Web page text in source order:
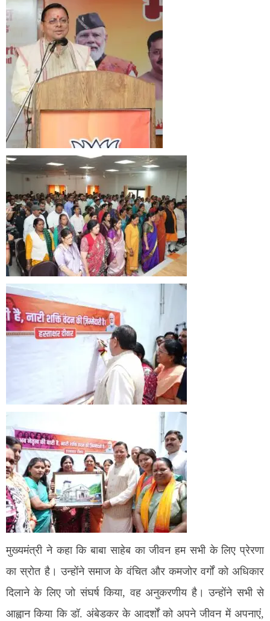
मुख्यमंत्री ने कहा कि बाबा साहेब का जीवन हम सभी के लिए प्रेरणा
का स्रोत है। उन्होंने समाज के वंचित और कमजोर वर्गों को अधिकार
दिलाने के लिए जो संघर्ष किया, वह अनुकरणीय है। उन्होंने सभी से
आह्वान किया कि डॉ. अंबेडकर के आदर्शों को अपने जीवन में अपनाएं,